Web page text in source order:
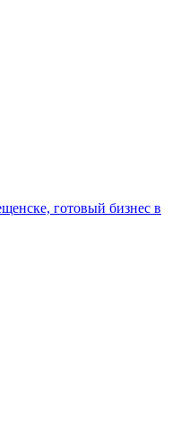
готовый бизнес в